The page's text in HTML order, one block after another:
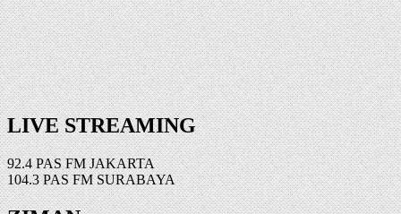
LIVE STREAMING
92.4 PAS FM JAKARTA
104.3 PAS FM SURABAYA